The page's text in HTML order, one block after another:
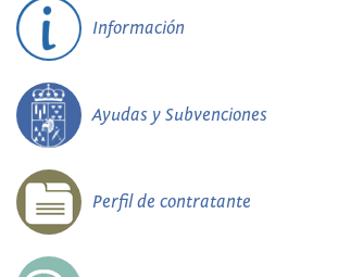
Información
Ayudas y Subvenciones
Perfil de contratante